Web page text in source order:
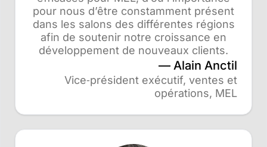
pour nous d’être constamment présent
dans les salons des différentes régions
afin de soutenir notre croissance en
développement de nouveaux clients.
Alain Anctil
Vice‑président exécutif, ventes et
opérations, MEL